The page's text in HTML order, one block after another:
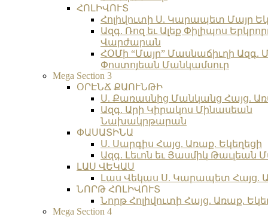
ՀՈԼԻՎՈՒՏ
Հոլիվուտի Ս. Կարապետ Մայր
Ազգ. Ռոզ եւ Ալեք Փիլիպոս
Վարժարան
ՀՕՄի “Մայր” Մասնաճիւղի Ազգ.
Փոստոյեան Մանկամսուր
Mega Section 3
ՕՐԷՆՃ ՔԱՈՒՆԹԻ
Ս. Քառասնից Մանկանց Հայց.
Ազգ. Արի Կիրակոս Մինասեան
Նախակրթարան
ՓԱՍԱՏԻՆԱ
Ս. Սարգիս Հայց. Առաք. Եկեղեցի
Ազգ. Լեւոն եւ Յասմիկ Թաւլեան
ԼԱՍ ՎԵԿԱՍ
Լաս Վեկաս Ս. Կարապետ Հայց.
ՆՈՐԹ ՀՈԼԻՎՈՒՏ
Նորթ Հոլիվուտի Հայց. Առաք.
Mega Section 4